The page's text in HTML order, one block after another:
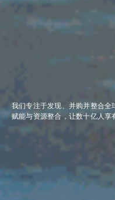
我们专注于发现、并购并整合全
赋能与资源整合，让数十亿人享